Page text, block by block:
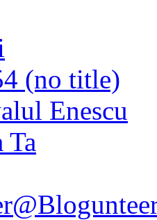
(no title)
Enescu
Ta